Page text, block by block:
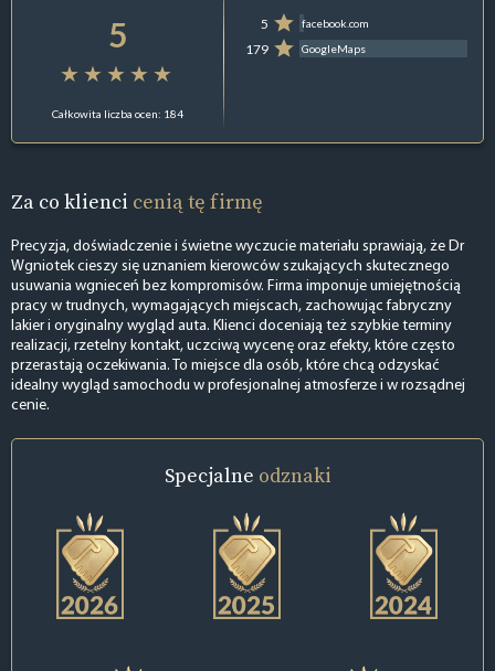
5
Całkowita liczba ocen: 184
5 facebook.com
179 GoogleMaps
Za co klienci cenią tę firmę
Precyzja, doświadczenie i świetne wyczucie materiału sprawiają, że Dr
Wgniotek cieszy się uznaniem kierowców szukających skutecznego
usuwania wgnieceń bez kompromisów. Firma imponuje umiejętnością
pracy w trudnych, wymagających miejscach, zachowując fabryczny
lakier i oryginalny wygląd auta. Klienci doceniają też szybkie terminy
realizacji, rzetelny kontakt, uczciwą wycenę oraz efekty, które często
przerastają oczekiwania. To miejsce dla osób, które chcą odzyskać
idealny wygląd samochodu w profesjonalnej atmosferze i w rozsądnej
cenie.
Specjalne odznaki